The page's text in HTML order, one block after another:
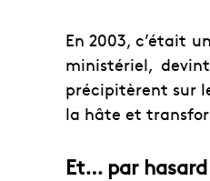
En 2003, c’était
ministériel,
précipitèrent sur
la hâte et
Et… par hasard